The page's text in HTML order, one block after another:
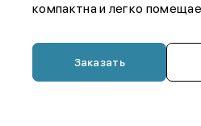
компактна и легко
Заказать